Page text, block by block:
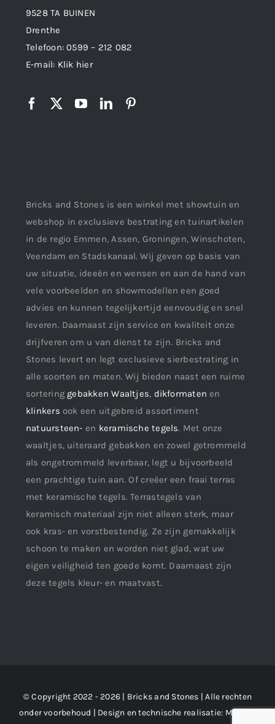
9528 TA BUINEN
Drenthe
Telefoon:0599 – 212 082
E-mail: Klik hier
Bricks and Stones is een winkel met showtuin en
webshop in exclusieve bestrating en tuinartikelen
in de regio Emmen, Assen, Groningen, Winschoten,
Veendam en Stadskanaal. Wij geven op basis van
uw situatie, ideeën en wensen en aan de hand van
vele voorbeelden en showmodellen een goed
advies en kunnen tegelijkertijd eenvoudig en snel
leveren. Daarnaast zijn service en kwaliteit onze
drijfveren om u van dienst te zijn. Bricks and
Stones levert en legt exclusieve sierbestrating in
alle soorten en maten. Wij bieden naast een ruime
sortering gebakken Waaltjes, dikformaten en
klinkers ook een uitgebreid assortiment
natuursteen- en keramische tegels. Met onze
waaltjes, uiteraard gebakken en zowel getrommeld
als ongetrommeld leverbaar, legt u bijvoorbeeld
een prachtige tuin aan. Of creëer een fraai terras
met keramische tegels. Terrastegels van
keramisch materiaal zijn niet alleen sterk, maar
ook kras- en vorstbestendig. Ze zijn gemakkelijk
schoon te maken en worden niet glad, wat uw
eigen veiligheid ten goede komt. Daarnaast zijn
deze tegels kleur- en maatvast.
© Copyright 2022 - 2026 | Bricks and Stones | Alle rechten
onder voorbehoud | Design en technische realisatie: M2 !dee